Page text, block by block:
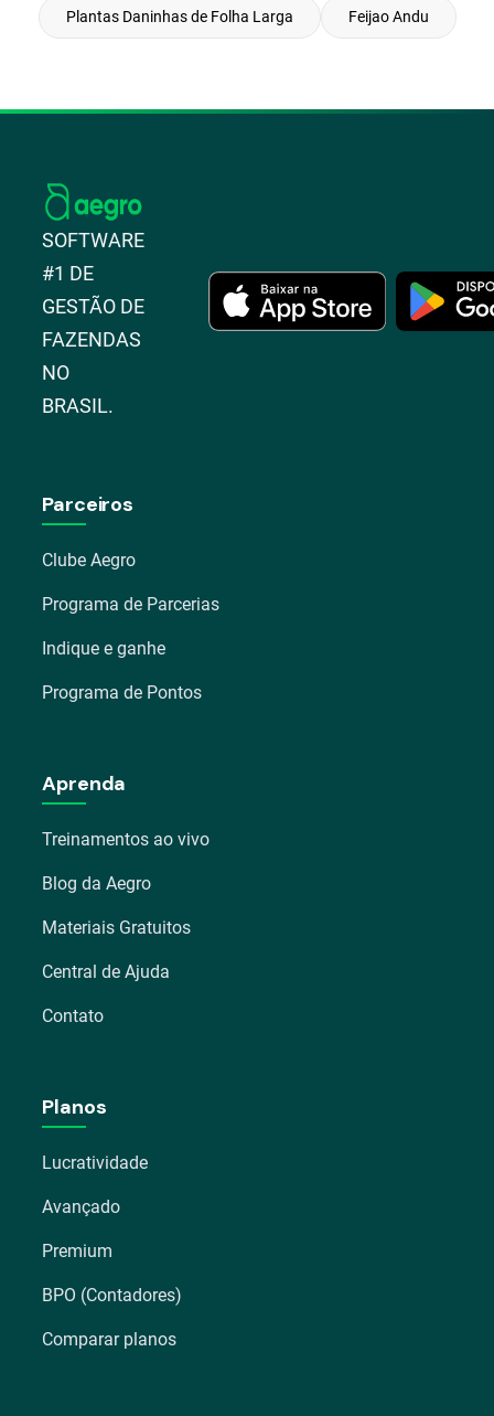
Plantas Daninhas de Folha Larga Feijao Andu
SOFTWARE
#1 DE
GESTÃO DE
FAZENDAS
NO
BRASIL.
Parceiros
Clube Aegro
Programa de Parcerias
Indique e ganhe
Programa de Pontos
Aprenda
Treinamentos ao vivo
Blog da Aegro
Materiais Gratuitos
Central de Ajuda
Contato
Planos
Lucratividade
Avançado
Premium
BPO (Contadores)
Comparar planos